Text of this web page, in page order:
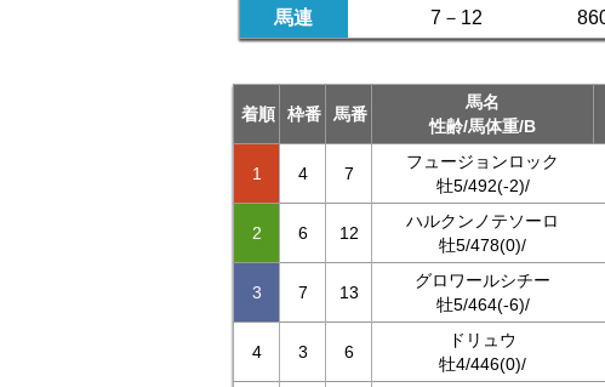
馬連
7－12
着順 枠番 馬番
馬名
性齢/馬体重/B
1 4 7
フュージョンロック
牡5/492(-2)/
2 6 12
ハルクンノテソーロ
牡5/478(0)/
3 7 13
グロワールシチー
牡5/464(-6)/
4 3 6
ドリュウ
牡4/446(0)/